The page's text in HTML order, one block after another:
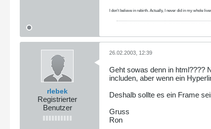
I don't believe in rebirth. Actually, I never did in my whole
rlebek
Registrierter
Benutzer
26.02.2003, 12:39
Geht sowas denn in html????
includen, aber wenn ein
Deshalb sollte es ein Frame
Gruss
Ron